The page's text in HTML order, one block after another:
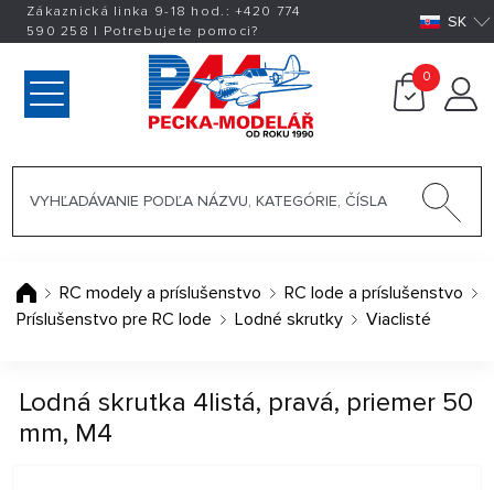
Zákaznická linka 9-18 hod.:+420 774
590 258 | Potrebujete pomoci? SK
0
RC modely a príslušenstvo
RC lode a príslušenstvo
Príslušenstvo pre RC lode
Lodné skrutky Viaclisté
Lodná skrutka 4listá, pravá, priemer 50
mm, M4